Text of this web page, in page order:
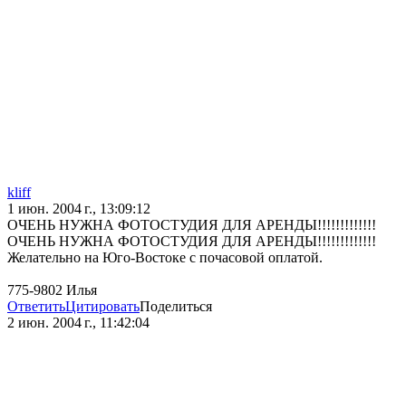
kliff
1 июн. 2004 г., 13:09:12
ОЧЕНЬ НУЖНА ФОТОСТУДИЯ ДЛЯ АРЕНДЫ!!!!!!!!!!!!!
ОЧЕНЬ НУЖНА ФОТОСТУДИЯ ДЛЯ АРЕНДЫ!!!!!!!!!!!!!
Желательно на Юго-Востоке с почасовой оплатой.
775-9802 Илья
ОтветитьЦитироватьПоделиться
2 июн. 2004 г., 11:42:04